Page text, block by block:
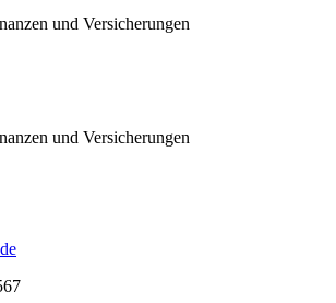
und Versicherungen
und Versicherungen